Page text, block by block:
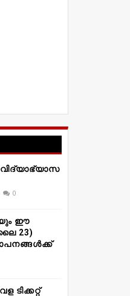
വിദ്യാഭ്യാസ
0
ഈ
23)
ടിക്കറ്റ്